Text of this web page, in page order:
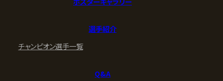
選手紹介
チャンピオン選手一覧
Q&A